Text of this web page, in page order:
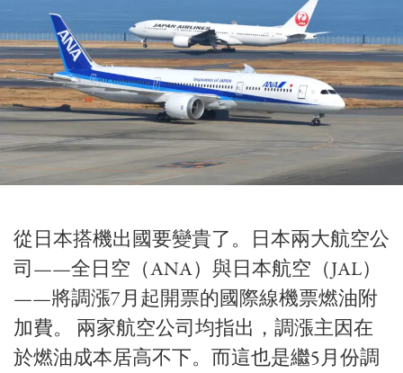
從日本搭機出國要變貴了。日本兩大航空公
司——全日空（ANA）與日本航空（JAL）
——將調漲7月起開票的國際線機票燃油附
加費。 兩家航空公司均指出，調漲主因在
於燃油成本居高不下。而這也是繼5月份調